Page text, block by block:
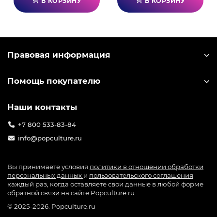
правящей силы планеты.
мудоконов зависит от действий Эйба. Примите
обществе или потерпите неудачу и наблюдайте,
вами.
захватывающими визуальными эффектами.
последователям вырваться на свободу.
Приключенческий экшен-платформер: в игре
присутствуют ролевые элементы и
определённая игровая свобода, благодаря
которой вы сами решаете, как вам действовать -
Правовая информация
Помощь покупателю
Наши контакты
+7 800 533-83-84
info@popculture.ru
Вы принимаете условия политики в отношении обработки
персональных данных и пользовательского соглашения
каждый раз, когда оставляете свои данные в любой форме
обратной связи на сайте Popculture.ru
© 2025-2026. Popculture.ru